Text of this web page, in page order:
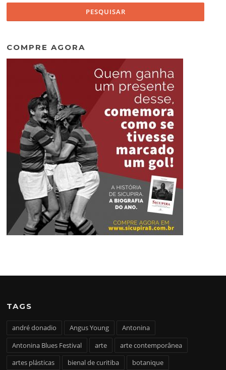
COMPRE AGORA
TAGS
andré donadio Angus Young
Antonina
Antonina Blues Festival
arte
arte contemporânea
artes plásticas
bienal de curitiba botanique